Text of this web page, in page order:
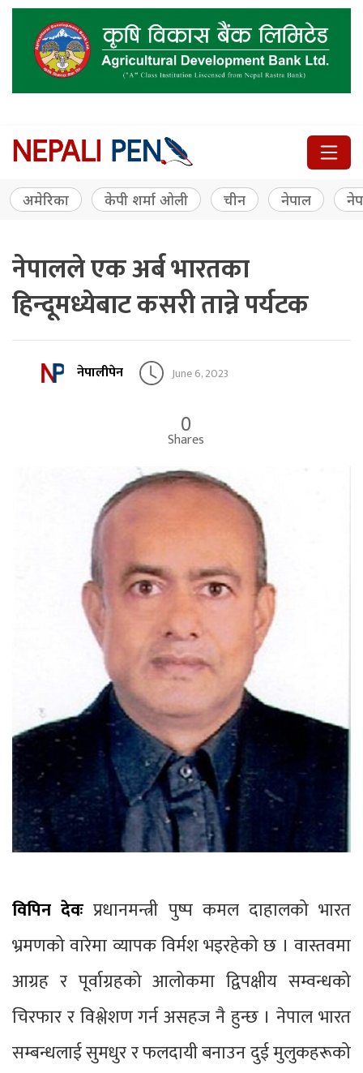
अमेरिका केपी शर्मा ओली चीन नेपाल
नेपालले एक अर्ब भारतका
हिन्दूमध्येबाट कसरी तान्ने पर्यटक
नेपालीपेन June 6, 2023
0
Shares
विपिन देवः प्रधानमन्त्री पुष्प कमल दाहालको भारत
भ्रमणको वारेमा व्यापक विर्मश भइरहेको छ । वास्तवमा
आग्रह र पूर्वाग्रहको आलोकमा द्विपक्षीय सम्वन्धको
चिरफार र विश्लेशण गर्न असहज नै हुन्छ । नेपाल भारत
सम्बन्धलाई सुमधुर र फलदायी बनाउन दुई मुलुकहरूको